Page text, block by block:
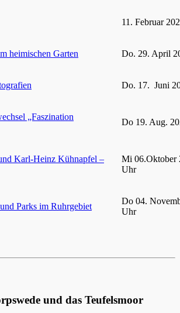
11. Februar
heimischen Garten Do. 29. April
Do. 17. Juni
„Faszination
Do 19. Aug.
Karl-Heinz Kühnapfel –
Mi 06.Oktober
Uhr
Parks im Ruhrgebiet
Do 04.
Uhr
und das Teufelsmoor